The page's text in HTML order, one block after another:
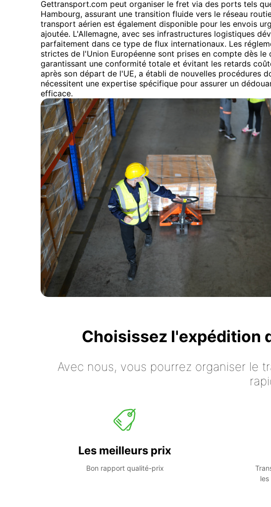
Gettransport.com peut organiser le fret via des ports tels
Hambourg, assurant une transition fluide vers le réseau
transport aérien est également disponible pour les envois
ajoutée. L'Allemagne, avec ses infrastructures logistiques
parfaitement dans ce type de flux internationaux. Les
strictes de l'Union Européenne sont prises en compte dès le
garantissant une conformité totale et évitant les retards
après son départ de l'UE, a établi de nouvelles procédures
nécessitent une expertise spécifique pour assurer un
efficace.
Choisissez l'expédition
Avec nous, vous pourrez organiser le
Les meilleurs prix
Bon rapport qualité-prix